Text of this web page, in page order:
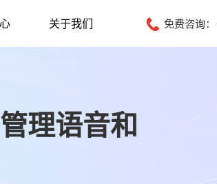
关于我们 免费咨询：
理语音和